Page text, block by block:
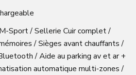
Sport / Sellerie Cuir complet /
/ Sièges avant chauffants /
/ Aide au parking av et ar +
automatique multi-zones /